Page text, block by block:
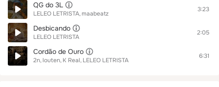
QG do 3L
LELEO LETRISTA maabeatz
3:23
Desbicando
LELEO LETRISTA
2:05
Cordão de Ouro
2n louten K Real LELEO LETRISTA
6:31